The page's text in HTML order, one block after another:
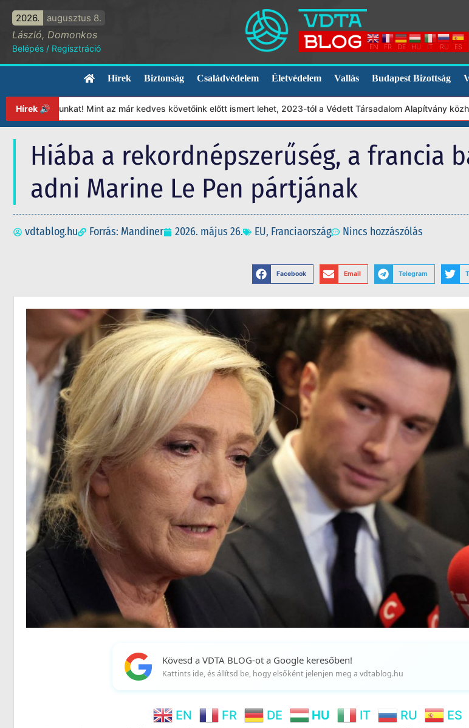
2026. augusztus 8.
László, Domonkos
Belépés / Regisztráció EN FR DE HU IT RU ES
Hírek Biztonság Családvédelem Életvédelem Vallás Budapest Bizottság
Hírek 🔊 Mint az már kedves követőink előtt ismert lehet, 2023-tól a Védett Társadalom Alapítvány
Hiába a rekordnépszerűség, a francia
adni Marine Le Pen pártjának
vdtablog.hu Forrás: Mandiner 2026. május 26. EU, Franciaország Nincs hozzászólás
Facebook Email Telegram
Kövesd a VDTA BLOG-ot a Google keresőben!
Kattints ide, és állítsd be, hogy elsőként jelenjen meg a vdtablog.hu
EN FR DE HU IT RU
ES